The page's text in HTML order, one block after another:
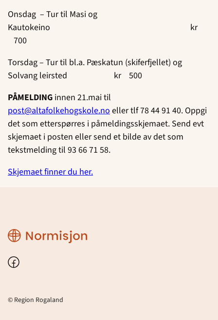
Onsdag – Tur til Masi og
Kautokeino kr
700
Torsdag – Tur til bl.a. Pæskatun (skiferfjellet) og
Solvang leirsted kr 500
PÅMELDING innen 21.mai til
post@altafolkehogskole.noeller tlf 78 44 91 40. Oppgi
det som etterspørres i påmeldingsskjemaet. Send evt
skjemaet i posten eller send et bilde av det som
tekstmelding til 93 66 71 58.
Skjemaet finner du her.
Region
Rogaland
Facebook
© Region Rogaland